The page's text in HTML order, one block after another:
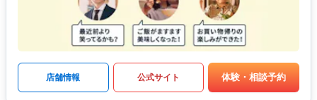
店舗情報 公式サイト 体験・相談予約